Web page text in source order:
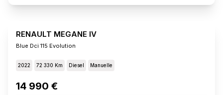
RENAULT MEGANE IV
Blue Dci 115 Evolution
2022 72 330 Km Diesel Manuelle
14 990 €